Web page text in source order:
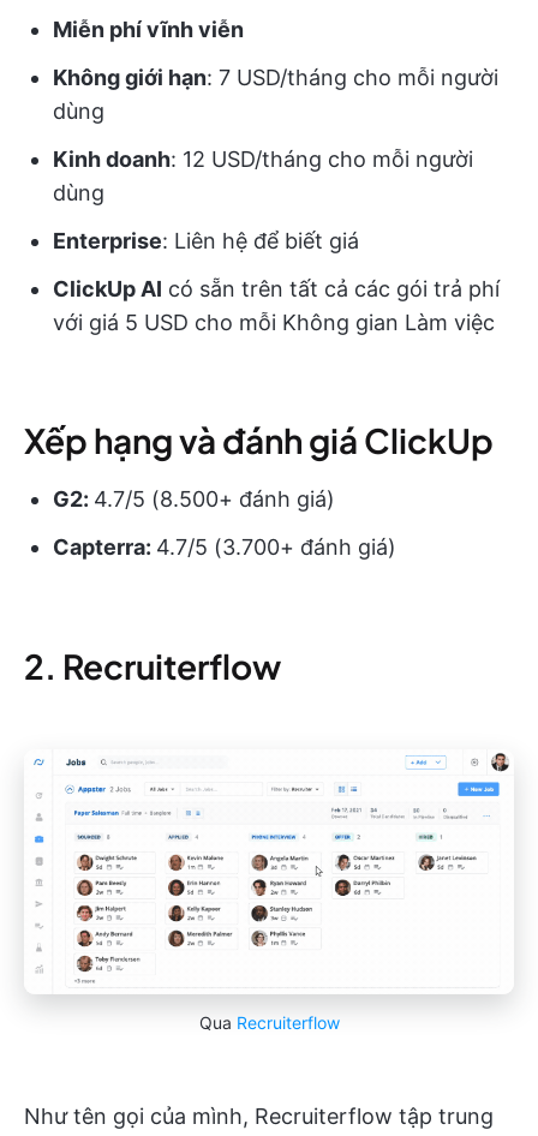
Miễn phí vĩnh viễn
Không giới hạn: 7 USD/tháng cho mỗi người
dùng
Kinh doanh: 12 USD/tháng cho mỗi người
dùng
Enterprise: Liên hệ để biết giá
ClickUp AI có sẵn trên tất cả các gói trả phí
với giá 5 USD cho mỗi Không gian Làm việc
Xếp hạng và đánh giá ClickUp
G2: 4.7/5 (8.500+ đánh giá)
Capterra: 4.7/5 (3.700+ đánh giá)
2. Recruiterflow
Qua Recruiterflow
Như tên gọi của mình, Recruiterflow tập trung